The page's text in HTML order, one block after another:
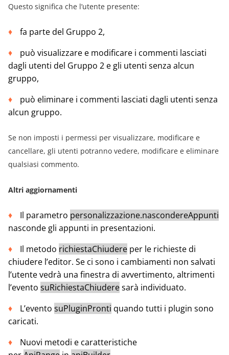
Questo significa che l’utente presente:
fa parte del Gruppo 2,
può visualizzare e modificare i commenti lasciati
dagli utenti del Gruppo 2 e gli utenti senza alcun
gruppo,
può eliminare i commenti lasciati dagli utenti senza
alcun gruppo.
Se non imposti i permessi per visualizzare, modificare e
cancellare, gli utenti potranno vedere, modificare e eliminare
qualsiasi commento.
Altri aggiornamenti
Il parametro personalizzazione.nascondereAppunti
nasconde gli appunti in presentazioni.
Il metodo richiestaChiudere per le richieste di
chiudere l’editor. Se ci sono i cambiamenti non salvati
l’utente vedrà una finestra di avvertimento, altrimenti
l’evento suRichiestaChiuderesarà individuato.
L’evento suPluginPronti quando tutti i plugin sono
caricati.
Nuovi metodi e caratteristiche